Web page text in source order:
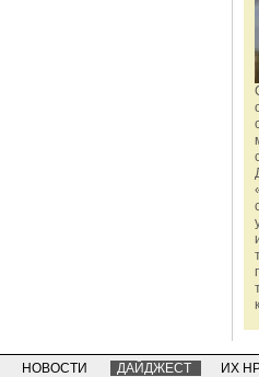
НОВОСТИ ДАЙДЖЕСТ ИХ